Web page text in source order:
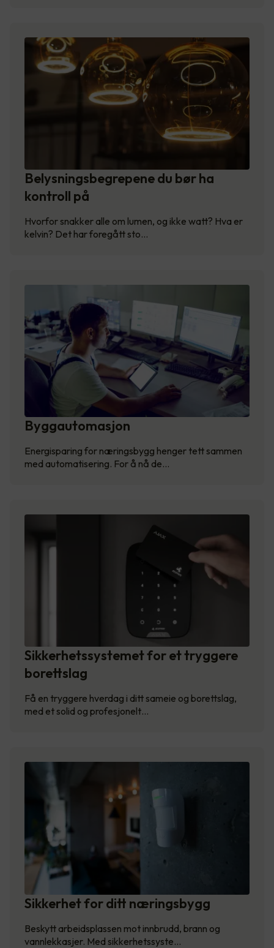
Belysningsbegrepene du bør ha
kontroll på
Hvorfor snakker alle om lumen, og ikke watt? Hva er
kelvin? Det har foregått sto…
Byggautomasjon
Energisparing for næringsbygg henger tett sammen
med automatisering. For å nå de…
Sikkerhetssystemet for et tryggere
borettslag
Få en tryggere hverdag i ditt sameie og borettslag,
med et solid og profesjonelt…
Sikkerhet for ditt næringsbygg
Beskytt arbeidsplassen mot innbrudd, brann og
vannlekkasjer. Med sikkerhetssyste…